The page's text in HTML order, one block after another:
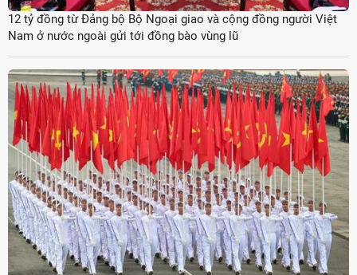
12 tỷ đồng từ Đảng bộ Bộ Ngoại giao và cộng đồng người Việt
Nam ở nước ngoài gửi tới đồng bào vùng lũ